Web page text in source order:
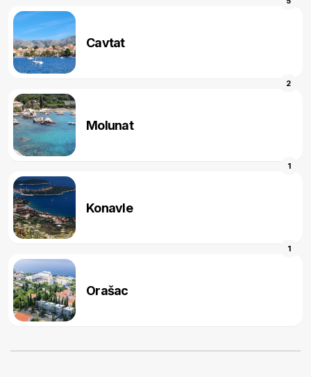
Cavtat
Molunat
2
Konavle
1
Orašac
1